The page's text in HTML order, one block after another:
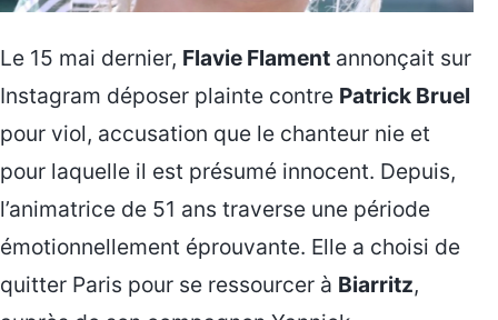
Le 15 mai dernier, Flavie Flament annonçait sur
Instagram déposer plainte contre Patrick Bruel
pour viol, accusation que le chanteur nie et
pour laquelle il est présumé innocent. Depuis,
l’animatrice de 51 ans traverse une période
émotionnellement éprouvante. Elle a choisi de
quitter Paris pour se ressourcer à Biarritz,